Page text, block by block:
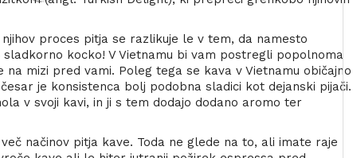
proces pitja se razlikuje le v tem, da namesto
kocko! V Vietnamu bi vam postregli popolnoma
mizi pred vami. Poleg tega se kava v Vietnamu običajno
je konsistenca bolj podobna sladici kot dejanski pijači.
v svoji kavi, in ji s tem dodajo dodano aromo ter
načinov pitja kave. Toda ne glede na to, ali imate raje